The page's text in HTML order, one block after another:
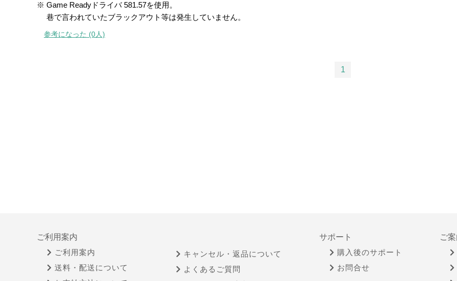
※ Game Readyドライバ 581.57を使用。
巷で言われていたブラックアウト等は発生していません。
参考になった (0人)
1
ご利用案内
ご利用案内
送料・配送について
キャンセル・返品について
よくあるご質問
サポート
購入後のサポート
お問合せ
ご